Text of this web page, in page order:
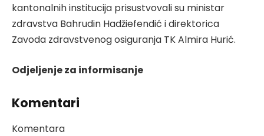
kantonalnih institucija prisustvovali su ministar
zdravstva Bahrudin Hadžiefendić i direktorica
Zavoda zdravstvenog osiguranja TK Almira Hurić.
Odjeljenje za informisanje
Komentari
Komentara